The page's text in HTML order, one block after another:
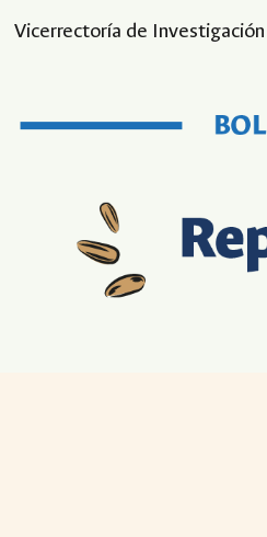
Skip to main content
Vicerrectoría de Investigación